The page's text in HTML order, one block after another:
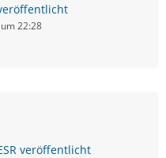
22:28
veröffentlicht